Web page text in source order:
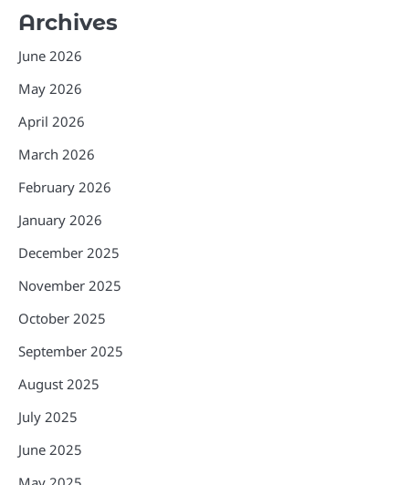
Archives
June 2026
May 2026
April 2026
March 2026
February 2026
January 2026
December 2025
November 2025
October 2025
September 2025
August 2025
July 2025
June 2025